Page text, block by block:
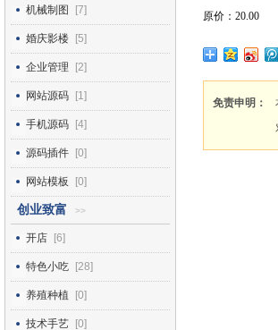
机械制图 [7]
婚庆影楼 [5]
企业管理 [2]
网站源码 [1]
手机源码 [4]
源码插件 [0]
网站模板 [0]
创业致富 >>
开店 [6]
特色小吃 [28]
养殖种植 [0]
技术手艺 [0]
原价：20.00
免责申明：